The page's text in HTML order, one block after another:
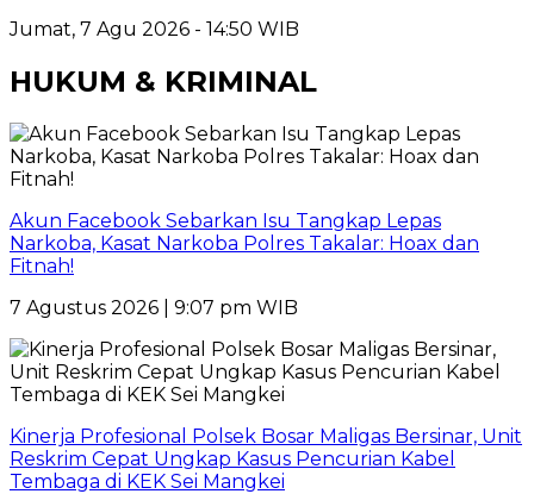
Jumat, 7 Agu 2026 - 14:50 WIB
HUKUM & KRIMINAL
Akun Facebook Sebarkan Isu Tangkap Lepas
Narkoba, Kasat Narkoba Polres Takalar: Hoax dan
Fitnah!
7 Agustus 2026 | 9:07 pm WIB
Kinerja Profesional Polsek Bosar Maligas Bersinar, Unit
Reskrim Cepat Ungkap Kasus Pencurian Kabel
Tembaga di KEK Sei Mangkei